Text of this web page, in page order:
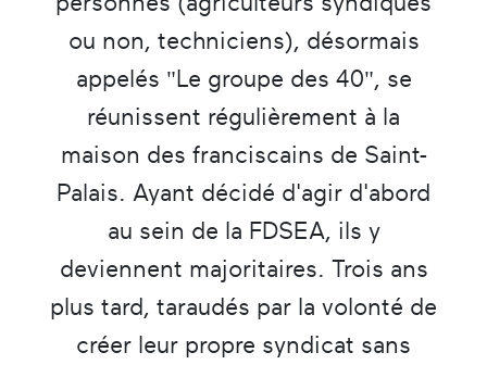
ou non, techniciens), désormais
appelés "Le groupe des 40", se
réunissent régulièrement à la
maison des franciscains de Saint-
Palais. Ayant décidé d'agir d'abord
au sein de la FDSEA, ils y
deviennent majoritaires. Trois ans
plus tard, taraudés par la volonté de
créer leur propre syndicat sans